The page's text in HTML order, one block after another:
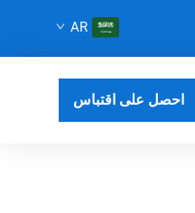
AR
احصل على اقتباس